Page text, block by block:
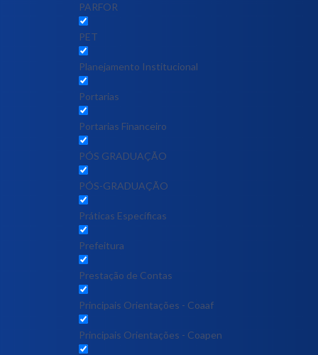
PARFOR
PET
Planejamento Institucional
Portarias
Portarias Financeiro
PÓS GRADUAÇÃO
PÓS-GRADUAÇÃO
Práticas Específicas
Prefeitura
Prestação de Contas
Principais Orientações - Coaaf
Principais Orientações - Coapen